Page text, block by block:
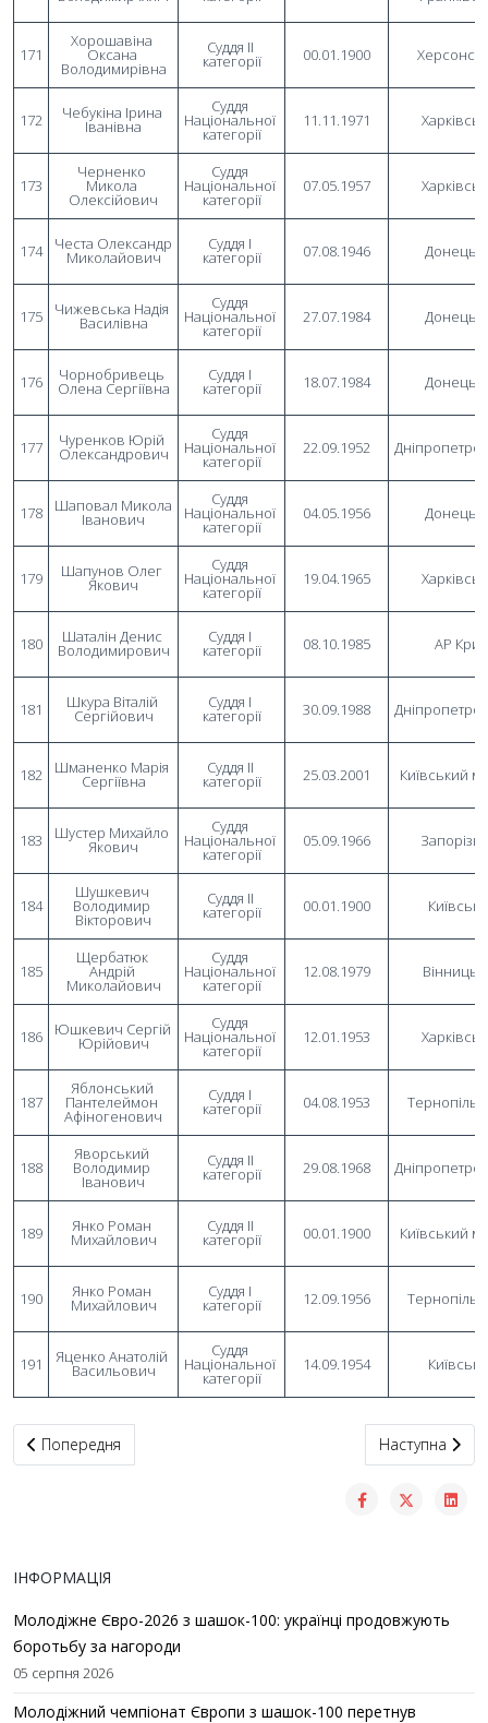
171
Хорошавіна
Оксана
Володимирівна
Суддя II
категорії 00.01.1900
172 Чебукіна Ірина
Іванівна
Суддя
Національної
категорії
11.11.1971
173
Черненко
Микола
Олексійович
Суддя
Національної
категорії
07.05.1957
174 Честа Олександр
Миколайович
Суддя I
категорії 07.08.1946
175 Чижевська Надія
Василівна
Суддя
Національної
категорії
27.07.1984
176 Чорнобривець
Олена Сергіївна
Суддя I
категорії 18.07.1984
177 Чуренков Юрій
Олександрович
Суддя
Національної
категорії
22.09.1952
178 Шаповал Микола
Іванович
Суддя
Національної
категорії
04.05.1956
179 Шапунов Олег
Якович
Суддя
Національної
категорії
19.04.1965
180 Шаталін Денис
Володимирович
Суддя I
категорії 08.10.1985 АР
181 Шкура Віталій
Сергійович
Суддя I
категорії 30.09.1988
182 Шманенко Марія
Сергіївна
Суддя II
категорії 25.03.2001 Київський
183 Шустер Михайло
Якович
Суддя
Національної
категорії
05.09.1966
184
Шушкевич
Володимир
Вікторович
Суддя II
категорії 00.01.1900
185
Щербатюк
Андрій
Миколайович
Суддя
Національної
категорії
12.08.1979
186 Юшкевич Сергій
Юрійович
Суддя
Національної
категорії
12.01.1953
187
Яблонський
Пантелеймон
Афіногенович
Суддя I
категорії 04.08.1953
188
Яворський
Володимир
Іванович
Суддя II
категорії 29.08.1968
189 Янко Роман
Михайлович
Суддя II
категорії 00.01.1900 Київський
190 Янко Роман
Михайлович
Суддя I
категорії 12.09.1956
191 Яценко Анатолій
Васильович
Суддя
Національної
категорії
14.09.1954
Попередня стаття: Спортивний суддя Національної категорії
Попередня Наступна
Наступна
ІНФОРМАЦІЯ
Молодіжне Євро-2026 з шашок-100: українці продовжують
боротьбу за нагороди
05 серпня 2026
Молодіжний чемпіонат Європи з шашок-100 перетнув